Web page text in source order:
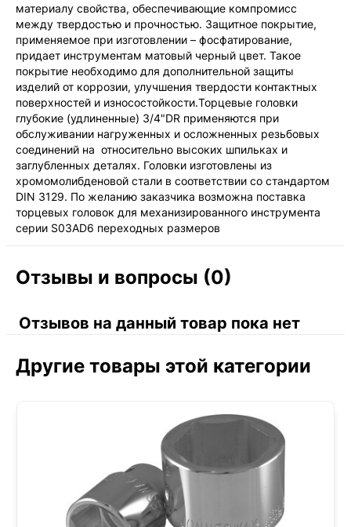
материалу свойства, обеспечивающие компромисс
между твердостью и прочностью. Защитное покрытие,
применяемое при изготовлении – фосфатирование,
придает инструментам матовый черный цвет. Такое
покрытие необходимо для дополнительной защиты
изделий от коррозии, улучшения твердости контактных
поверхностей и износостойкости.Торцевые головки
глубокие (удлиненные) 3/4"DR применяются при
обслуживании нагруженных и осложненных резьбовых
соединений на относительно высоких шпильках и
заглубленных деталях. Головки изготовлены из
хромомолибденовой стали в соответствии со стандартом
DIN 3129. По желанию заказчика возможна поставка
торцевых головок для механизированного инструмента
серии S03AD6 переходных размеров
Отзывы и вопросы (0)
Отзывов на данный товар пока нет
Другие товары этой категории